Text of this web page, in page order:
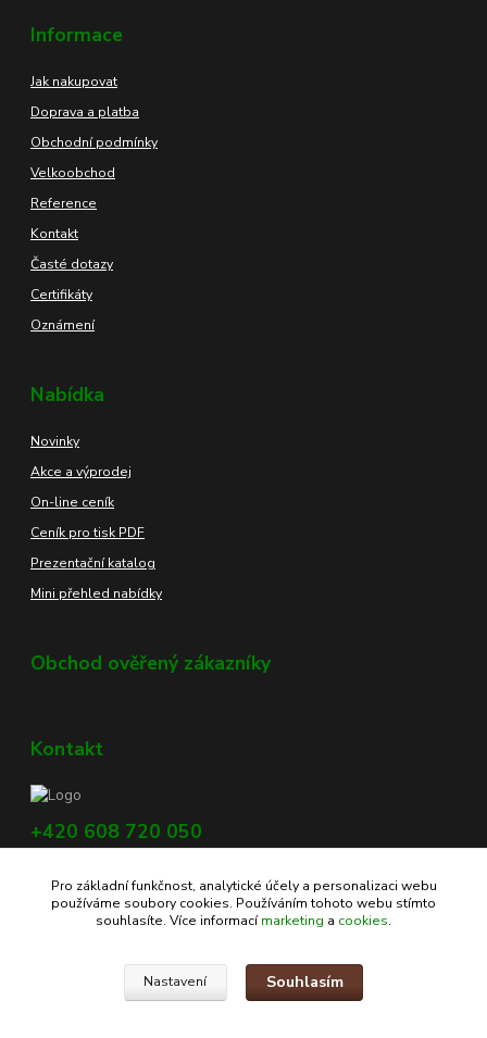
Informace
Jak nakupovat
Doprava a platba
Obchodní podmínky
Velkoobchod
Reference
Kontakt
Časté dotazy
Certifikáty
Oznámení
Nabídka
Novinky
Akce a výprodej
On-line ceník
Ceník pro tisk PDF
Prezentační katalog
Mini přehled nabídky
Obchod ověřený zákazníky
Kontakt
+420 608 720 050
Využijte náš chat, vpravo dole na obrazovce.
info@profikoreni.cz
Pro základní funkčnost, analytické účely a personalizaci webu
používáme soubory cookies. Používáním tohoto webu stímto
souhlasíte. Více informacímarketing a cookies.
Nastavení Souhlasím